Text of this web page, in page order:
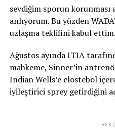
sevdiğim sporun korunması
anlıyorum. Bu yüzden
uzlaşma teklifini kabul
Ağustos ayında ITIA
mahkeme, Sinner’in
Indian Wells’e clostebol
iyileştirici sprey getirdiğini